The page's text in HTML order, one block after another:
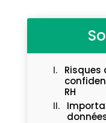
Risques
RH